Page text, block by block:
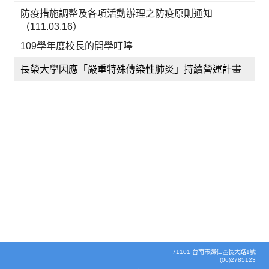
防疫措施調整及各項活動辦理之防疫原則通知
（111.03.16）
109學年度校長的開學叮嚀
長榮大學因應「嚴重特殊傳染性肺炎」持續營運計畫
71101 台南市歸仁區長大路1號
(06)2785123